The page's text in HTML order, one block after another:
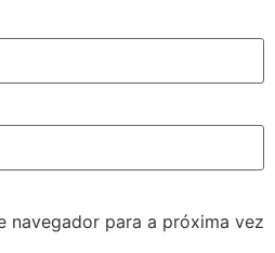
navegador para a próxima vez